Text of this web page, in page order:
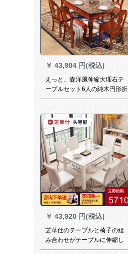
￥ 43,904 円(税込)
えっと、森洋風伸縮大理石テ
ーブルセット6人の純木円形折
りたたみたみテーブルアメリ
ブル4椅子（Dタイプ）1.2 m
￥ 43,920 円(税込)
芝華仕のテーブルと椅子の組
み合わせがテーブルに伸縮し
ます。テーブルは1509-60日